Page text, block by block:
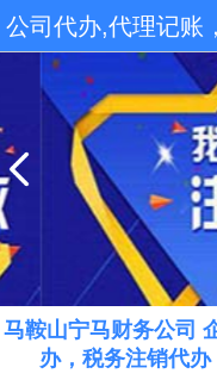
公司代办,代理记账
马鞍山宁马财务公司
办，税务注销代